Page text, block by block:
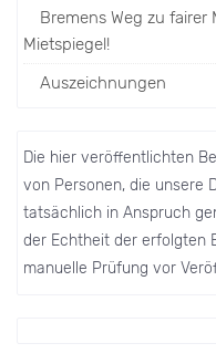
Bremens Weg zu fairer
Mietspiegel!
Auszeichnungen
Die hier veröffentlichten
von Personen, die unsere
tatsächlich in Anspruch
der Echtheit der erfolgten
manuelle Prüfung vor